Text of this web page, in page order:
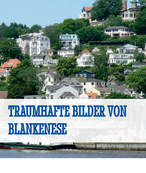
TRAUMHAFTE BILDER VON
BLANKENESE